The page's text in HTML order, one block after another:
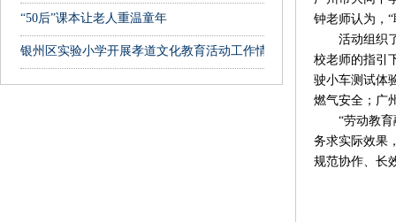
“50后”课本让老人重温童年
银州区实验小学开展孝道文化教育活动工作情况汇报
钟老师认为，
活动组织了
校老师的指引
驶小车测试体
燃气安全；广
“劳动教育融
务求实际效果
规范协作、长